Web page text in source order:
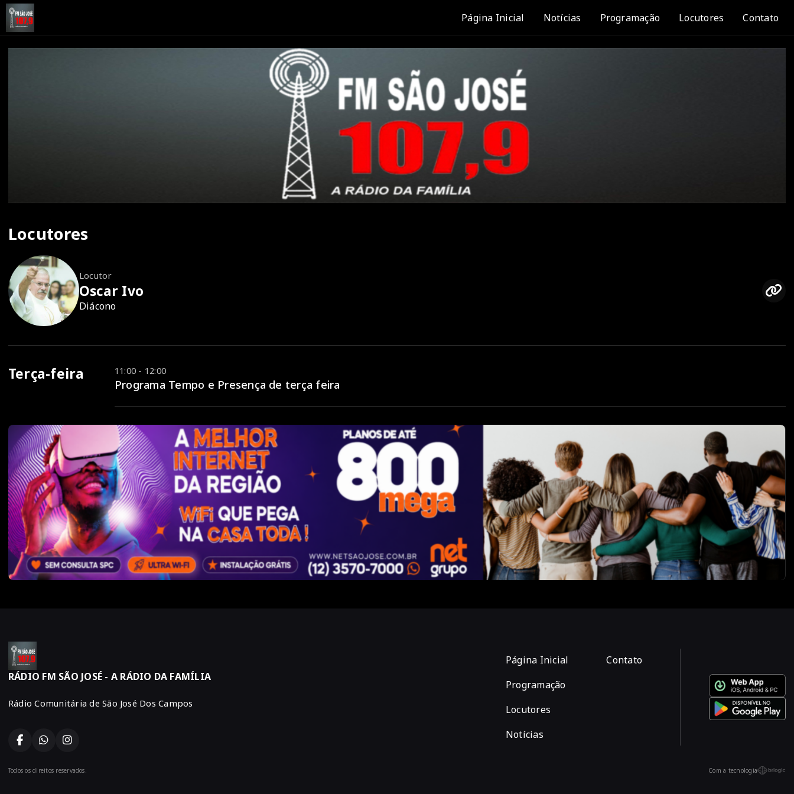
Página Inicial Notícias Programação Locutores Contato
Locutores
Locutor
Oscar Ivo
Diácono
Terça-feira 11:00 - 12:00
Programa Tempo e Presença de terça feira
RÁDIO FM SÃO JOSÉ - A RÁDIO DA FAMÍLIA
Rádio Comunitária de São José Dos Campos
Página Inicial
Programação
Locutores
Notícias
Contato
Todos os direitos reservados. Com a tecnologia